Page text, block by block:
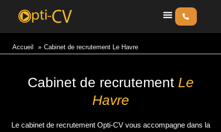
Accueil Cabinet de recrutement Le Havre
Cabinet de recrutement Le
Havre
Le cabinet de recrutement Opti-CV vous accompagne dans la